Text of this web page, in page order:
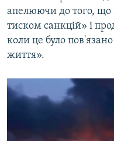
апелюючи до того, що
тиском санкцій» і
коли це було
життя».